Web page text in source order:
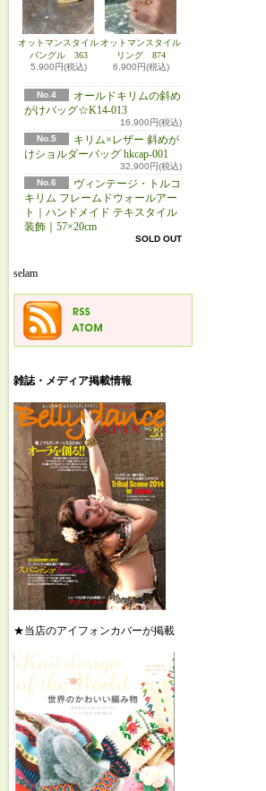
オットマンスタイル
バングル 363
5,900円(税込)
オットマンスタイル
リング 874
6,900円(税込)
No.4
オールドキリムの斜め
がけバッグ☆K14-013
16,900円(税込)
No.5
キリム×レザー 斜めが
けショルダーバッグ hkcap-001
32,900円(税込)
No.6
ヴィンテージ・トルコ
キリム フレームドウォールアー
ト｜ハンドメイド テキスタイル
装飾｜57×20cm
SOLD OUT
selam
雑誌・メディア掲載情報
★当店のアイフォンカバーが掲載